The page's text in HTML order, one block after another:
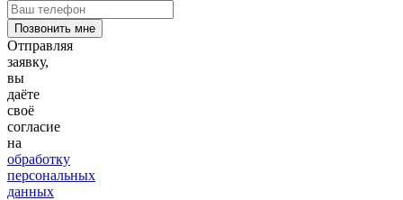
Отправляя
заявку,
вы
даёте
своё
согласие
на
обработку
персональных
данных